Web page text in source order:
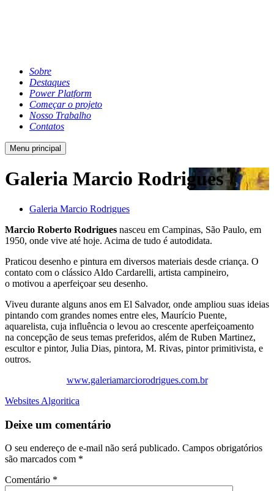
Sobre
Destaques
Power Platform
Começar o projeto
Nosso Trabalho
Contatos
Menu principal
Galeria Marcio Rodrigues
Galeria Marcio Rodrigues
Marcio Roberto Rodrigues nasceu em Campinas, São Paulo, em
1950, onde vive até hoje. Acima de tudo é autodidata.
Praticou desenho e pintura em diversos materiais desde criança. O
contato com o clássico Aldo Cardarelli, artista campineiro,
o motivou a aperfeiçoar seu desenho.
Viveu durante alguns anos em El Salvador, onde ampliou suas ideias
pintando com grandes nomes entre eles, Maurício Puente,
aquarelista, cuja influência o levou ao crescente aperfeiçoamento
na concepção de seus temas preferidos, além de Ruben Martinez,
escultor e pintor, Julia Dias, pintora, M. Rivas, pintor primitivista, e
outros.
www.galeriamarciorodrigues.com.br
Websites Algoritica
Deixe um comentário
O seu endereço de e-mail não será publicado. Campos obrigatórios
são marcados com *
Comentário *